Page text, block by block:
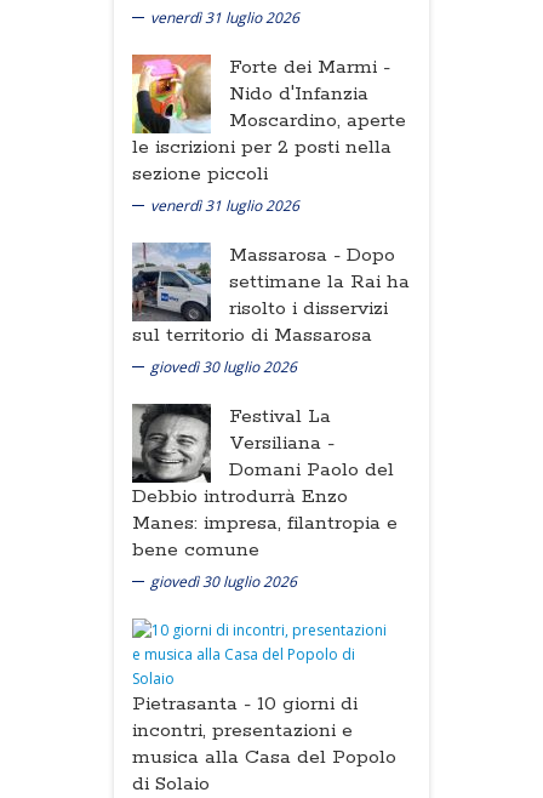
venerdì 31 luglio 2026
Forte dei Marmi -
Nido d'Infanzia
Moscardino, aperte
le iscrizioni per 2 posti nella
sezione piccoli
venerdì 31 luglio 2026
Massarosa - Dopo
settimane la Rai ha
risolto i disservizi
sul territorio di Massarosa
giovedì 30 luglio 2026
Festival La
Versiliana -
Domani Paolo del
Debbio introdurrà Enzo
Manes: impresa, filantropia e
bene comune
giovedì 30 luglio 2026
Pietrasanta - 10 giorni di
incontri, presentazioni e
musica alla Casa del Popolo
di Solaio